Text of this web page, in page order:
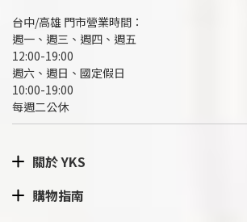
台中/高雄 門市營業時間：
週一、週三、週四、週五
12:00-19:00
週六、週日、國定假日
10:00-19:00
每週二公休
關於 YKS
購物指南